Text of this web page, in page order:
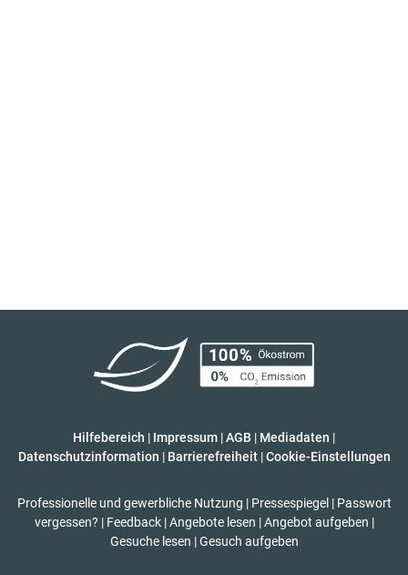
Hilfebereich | Impressum |AGB | Mediadaten |
Datenschutzinformation | Barrierefreiheit | Cookie-Einstellungen
Professionelle und gewerbliche Nutzung | Pressespiegel | Passwort
vergessen? | Feedback | Angebote lesen | Angebot aufgeben |
Gesuche lesen | Gesuch aufgeben